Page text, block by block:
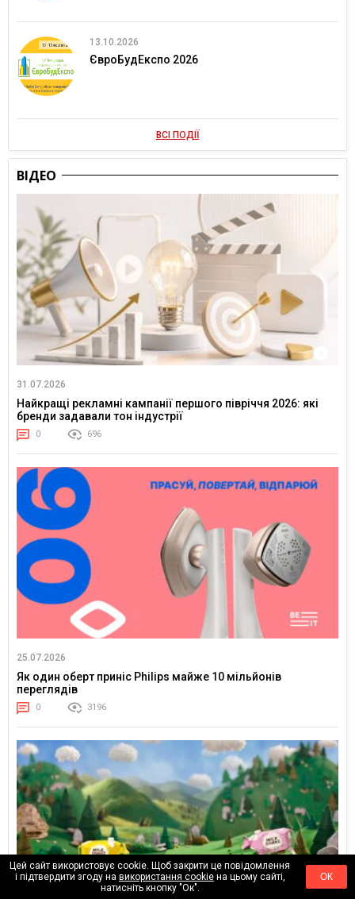
13.10.2026
ЄвроБудЕкспо 2026
ВСІ ПОДІЇ
ВІДЕО
31.07.2026
Найкращі рекламні кампанії першого півріччя 2026: які
бренди задавали тон індустрії
0 696
25.07.2026
Як один оберт приніс Philips майже 10 мільйонів
переглядів
0 3196
Цей сайт використовує cookie. Щоб закрити це повідомлення
і підтвердити згоду на використання cookieна цьому сайті,
натисніть кнопку "Ок".
ОК